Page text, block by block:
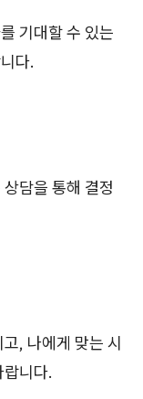
기대할 수 있는
다.
담을 통해 결정
, 나에게 맞는 시
니다.